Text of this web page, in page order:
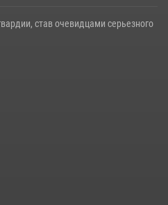
став очевидцами серьезного